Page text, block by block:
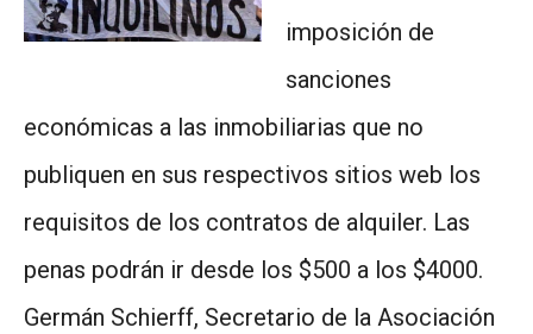
imposición de
sanciones
económicas a las inmobiliarias que no
publiquen en sus respectivos sitios web los
requisitos de los contratos de alquiler. Las
penas podrán ir desde los $500 a los $4000.
Germán Schierff, Secretario de la Asociación